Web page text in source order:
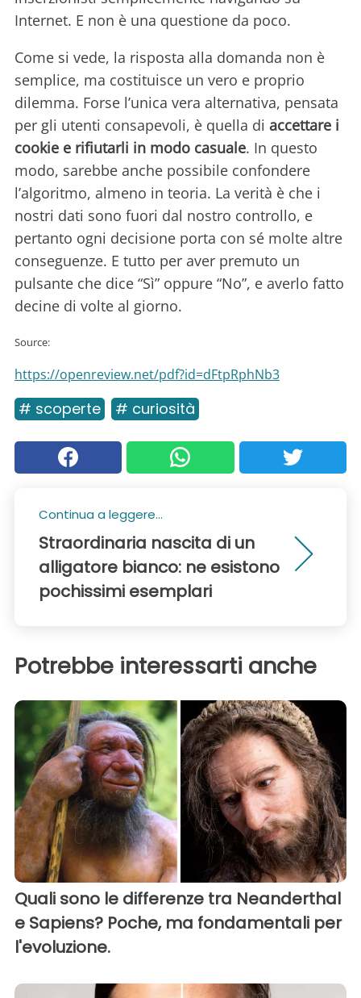
Internet. E non è una questione da poco.
Come si vede, la risposta alla domanda non è
semplice, ma costituisce un vero e proprio
dilemma. Forse l’unica vera alternativa, pensata
per gli utenti consapevoli, è quella di accettare i
cookie e rifiutarli in modo casuale. In questo
modo, sarebbe anche possibile confondere
l’algoritmo, almeno in teoria. La verità è che i
nostri dati sono fuori dal nostro controllo, e
pertanto ogni decisione porta con sé molte altre
conseguenze. E tutto per aver premuto un
pulsante che dice “Sì” oppure “No”, e averlo fatto
decine di volte al giorno.
Source:
https://openreview.net/pdf?id=dFtpRphNb3
# scoperte # curiosità
Continua a leggere...
Straordinaria nascita di un
alligatore bianco: ne esistono
pochissimi esemplari
Potrebbe interessarti anche
Quali sono le differenze tra Neanderthal
e Sapiens? Poche, ma fondamentali per
l'evoluzione.